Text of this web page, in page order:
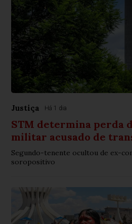
Justiça Há 1 dia
STM determina perda
militar acusado de
Segundo-tenente ocultou de ex-
soropositivo